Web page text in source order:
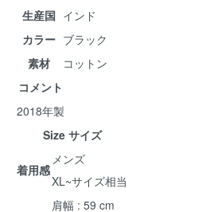
生産国 インド
カラー ブラック
素材
コットン
コメント
2018年製
Size サイズ
着用感
メンズ
XL~サイズ相当
肩幅 : 59 cm